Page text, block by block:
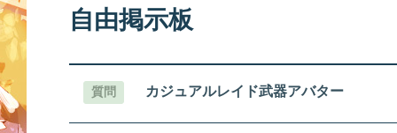
アップ
自由掲示板
質問 カジュアルレイド武器アバター